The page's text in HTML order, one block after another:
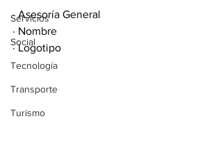
Servicios
Social
Tecnología
Transporte
Turismo
· Asesoría General
· Nombre
· Logotipo